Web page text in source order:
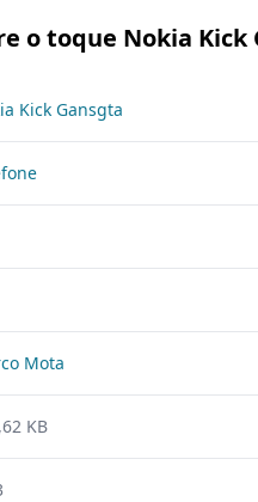
o toque Nokia Kick
Kick Gansgta
Mota
KB